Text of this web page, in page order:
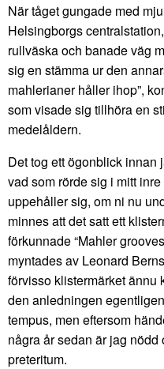
När tåget gungade med
Helsingborgs
rullväska och banade väg
sig en stämma ur den
mahlerianer håller ihop”,
som visade sig tillhöra en
medelåldern.
Det tog ett ögonblick innan
vad som rörde sig i mitt
uppehåller sig, om ni nu
minnes att det satt ett
förkunnade “Mahler
myntades av Leonard
förvisso klistermärket ännu
den anledningen
tempus, men eftersom
några år sedan är jag
preteritum.